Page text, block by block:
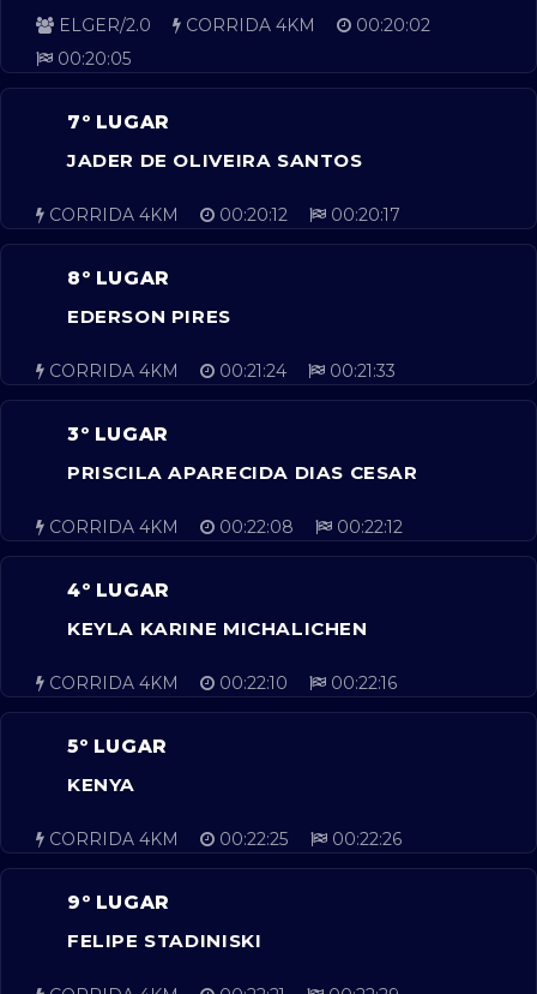
ELGER/2.0 CORRIDA 4KM
00:20:02
00:20:05
7º LUGAR
JADER DE OLIVEIRA SANTOS
CORRIDA 4KM 00:20:12 00:20:17
8º LUGAR
EDERSON PIRES
CORRIDA 4KM 00:21:24 00:21:33
3º LUGAR
PRISCILA APARECIDA DIAS CESAR
CORRIDA 4KM 00:22:08 00:22:12
4º LUGAR
KEYLA KARINE MICHALICHEN
CORRIDA 4KM 00:22:10 00:22:16
5º LUGAR
KENYA
CORRIDA 4KM 00:22:25 00:22:26
9º LUGAR
FELIPE STADINISKI